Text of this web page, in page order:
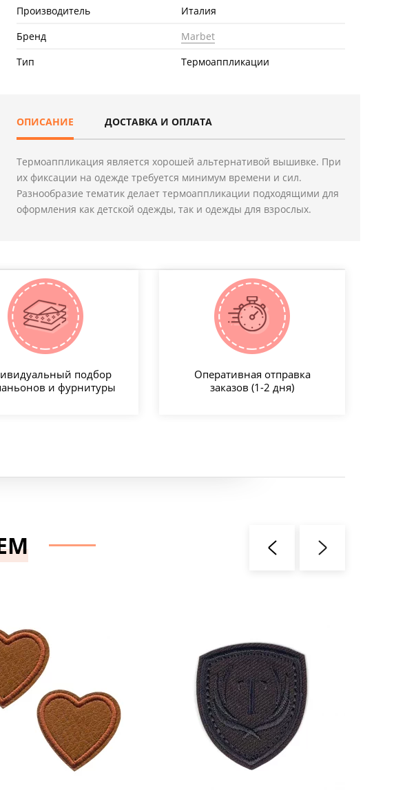
Производитель
Италия
Бренд
Marbet
Тип
Термоаппликации
ОПИСАНИЕ ДОСТАВКА И ОПЛАТА
Термоаппликация является хорошей альтернативой вышивке. При
их фиксации на одежде требуется минимум времени и сил.
Разнообразие тематик делает термоаппликации подходящими для
оформления как детской одежды, так и одежды для взрослых.
подбор
и фурнитуры
Оперативная отправка
заказов (1-2 дня)